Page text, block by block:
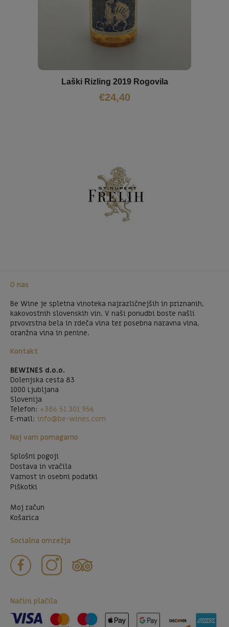
Laški Rizling 2019 Rogovila
€24,40
O nas
Be Wine je spletna vinoteka najrazličnejših in priznanih,
kakovostnih slovenskih vin. V naši ponudbi boste našli
prvovrstna bela in rdeča vina ter posebna naravna vina,
oranžna vina in penine.
Kontakt
BEWINES d.o.o.
Dolenjska cesta 83
1000 Ljubljana
Slovenija
Telefon: +386 51 301 956
E-mail: info@be-wines.com
Naj vam pomagamo
Splošni pogoji
Dostava in vračila
Varnost in osebni podatki
Piškotki
Moj račun
Košarica
Socialna omrežja
Načini plačila